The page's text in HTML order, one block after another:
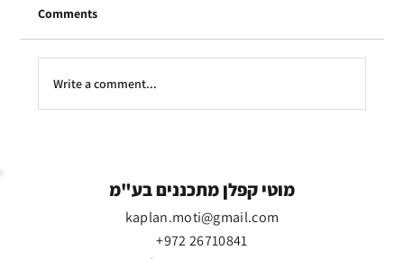
Comments
Write a comment...
מוטי קפלן מתכננים בע"מ
kaplan.moti@gmail.com
+972 26710841